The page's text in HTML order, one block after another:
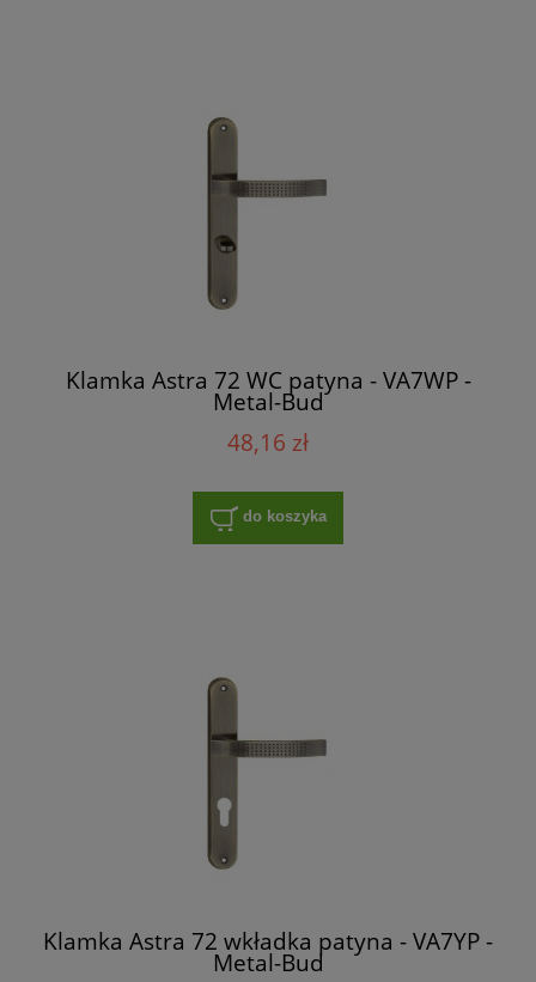
Klamka Astra 72 WC patyna - VA7WP -
Metal-Bud
48,16 zł
do koszyka
Klamka Astra 72 wkładka patyna - VA7YP -
Metal-Bud